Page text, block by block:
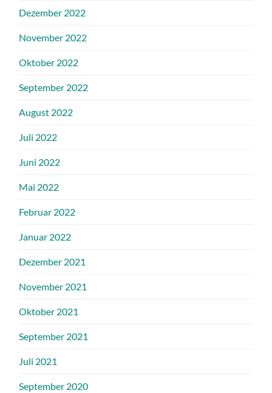
Dezember 2022
November 2022
Oktober 2022
September 2022
August 2022
Juli 2022
Juni 2022
Mai 2022
Februar 2022
Januar 2022
Dezember 2021
November 2021
Oktober 2021
September 2021
Juli 2021
September 2020